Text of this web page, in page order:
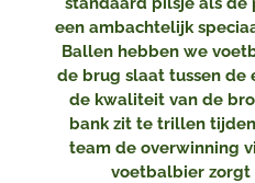
een ambachtelijk
Ballen hebben we
de brug slaat tussen de
de kwaliteit van de
bank zit te trillen
team de overwinning
voetbalbier zorgt